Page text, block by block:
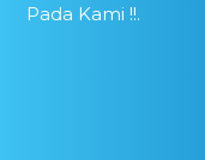
Pada Kami !!.